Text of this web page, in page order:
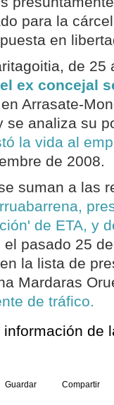
para la
en
de 25
ex concejal
Arrasate-
se analiza su
la vida al
de 2008.
suman a las
de ETA, y
el pasado 25
la lista de
Mardaras
de tráfico.
de
Guardar Compartir